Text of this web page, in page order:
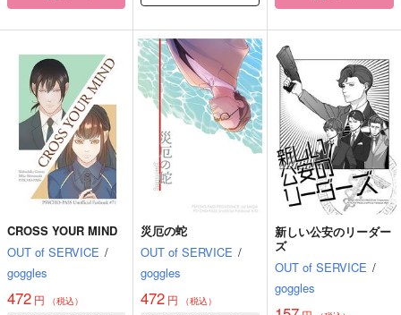
CROSS YOUR MIND
OUT of SERVICE /
goggles
472 円 （税込）
災厄の蛇
OUT of SERVICE /
goggles
472 円 （税込）
新しい公安のリーダー
ズ
OUT of SERVICE /
goggles